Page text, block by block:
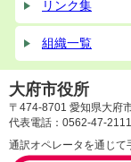
リンク集
組織一覧
大府市役所
〒474-8701 愛知県大府
代表電話：0562-47-
通訳オペレータを通じて